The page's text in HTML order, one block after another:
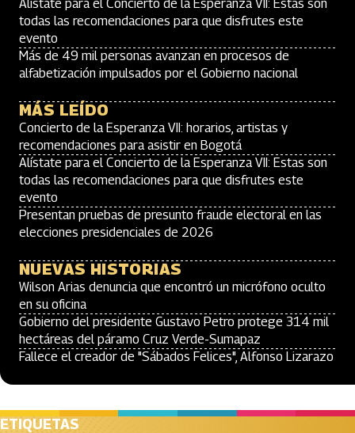
Alístate para el Concierto de la Esperanza VII: Estas son
todas las recomendaciones para que disfrutes este
evento
Más de 49 mil personas avanzan en procesos de
alfabetización impulsados por el Gobierno nacional
MÁS LEÍDO
Concierto de la Esperanza VII: horarios, artistas y
recomendaciones para asistir en Bogotá
Alístate para el Concierto de la Esperanza VII: Estas son
todas las recomendaciones para que disfrutes este
evento
Presentan pruebas de presunto fraude electoral en las
elecciones presidenciales de 2026
NUEVAS HISTORIAS
Wilson Arias denuncia que encontró un micrófono oculto
en su oficina
Gobierno del presidente Gustavo Petro protege 314 mil
hectáreas del páramo Cruz Verde-Sumapaz
Fallece el creador de "Sábados Felices", Alfonso Lizarazo
ETIQUETAS